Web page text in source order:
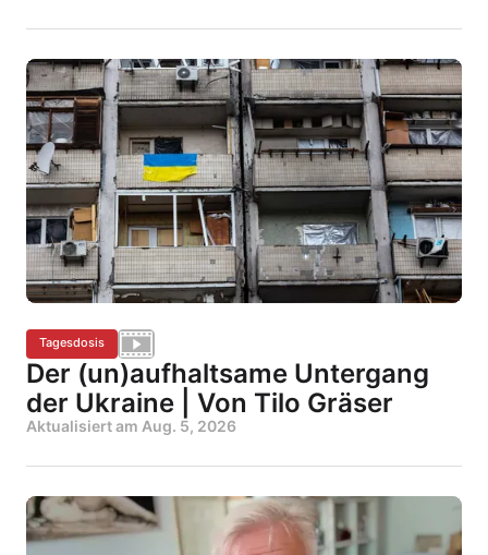
Tagesdosis
Der (un)aufhaltsame Untergang
der Ukraine | Von Tilo Gräser
Aktualisiert am Aug. 5, 2026